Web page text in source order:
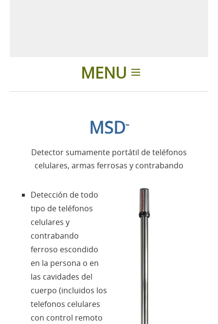
MENU
Productos
Presentación
Contactos
Login
Lengua
MSD™
Detector sumamente portátil de teléfonos
celulares, armas ferrosas y contrabando
Detección de todo
tipo de teléfonos
celulares y
contrabando
ferroso escondido
en la persona o en
las cavidades del
cuerpo (incluidos los
telefonos celulares
con control remoto